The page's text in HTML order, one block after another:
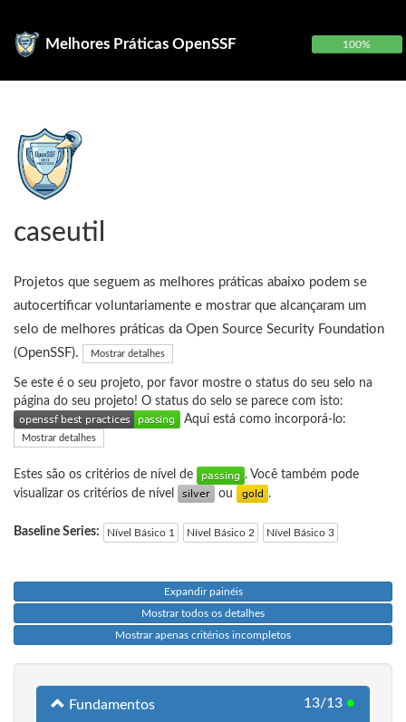
Melhores Práticas OpenSSF 100%
caseutil
Projetos que seguem as melhores práticas abaixo podem se
autocertificar voluntariamente e mostrar que alcançaram um
selo de melhores práticas da Open Source Security Foundation
(OpenSSF).
Mostrar detalhes
Se este é o seu projeto, por favor mostre o status do seu selo na
página do seu projeto! O status do selo se parece com isto:
Aqui está como incorporá-lo:
Mostrar detalhes
Estes são os critérios de nível de
. Você também pode
visualizar os critérios de nível
ou .
Baseline Series: Nível Básico 1 Nível Básico 2 Nível Básico 3
Expandir painéis
Mostrar todos os detalhes
Mostrar apenas critérios incompletos
Fundamentos 13/13 ●